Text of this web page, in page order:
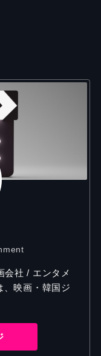
会社 / エンタメ
、映画・韓国ジ